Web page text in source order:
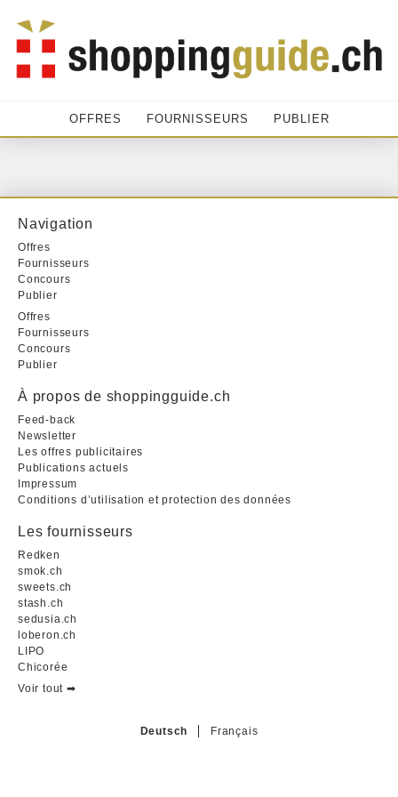
OFFRES FOURNISSEURS PUBLIER
Navigation
Offres
Fournisseurs
Concours
Publier
Offres
Fournisseurs
Concours
Publier
À propos de shoppingguide.ch
Feed-back
Newsletter
Les offres publicitaires
Publications actuels
Impressum
Conditions d’utilisation et protection des données
Les fournisseurs
Redken
smok.ch
sweets.ch
stash.ch
sedusia.ch
loberon.ch
LIPO
Chicorée
Voir tout ➡︎
Deutsch Français